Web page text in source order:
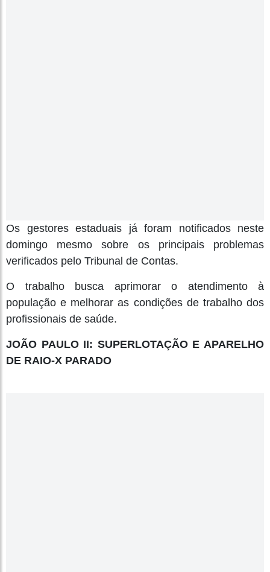
Os gestores estaduais já foram notificados neste
domingo mesmo sobre os principais problemas
verificados pelo Tribunal de Contas.
O trabalho busca aprimorar o atendimento à
população e melhorar as condições de trabalho dos
profissionais de saúde.
JOÃO PAULO II: SUPERLOTAÇÃO E APARELHO
DE RAIO-X PARADO